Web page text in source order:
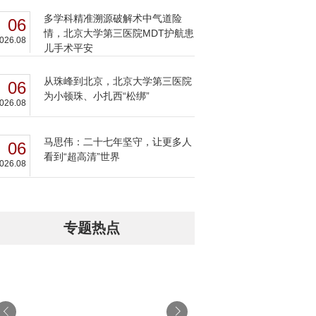
06
多学科精准溯源破解术中气道险
情，北京大学第三医院MDT护航患
儿手术平安
06
从珠峰到北京，北京大学第三医院
为小顿珠、小扎西“松绑”
06
马思伟：二十七年坚守，让更多人
看到“超高清”世界
专题热点